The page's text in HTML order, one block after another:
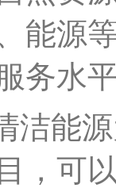
能源
务水
洁能
，可